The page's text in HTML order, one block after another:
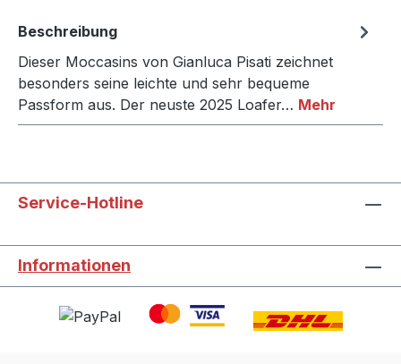
Beschreibung
Dieser Moccasins von Gianluca Pisati zeichnet
besonders seine leichte und sehr bequeme
Passform aus. Der neuste 2025 Loafer… Mehr
Service-Hotline
Informationen